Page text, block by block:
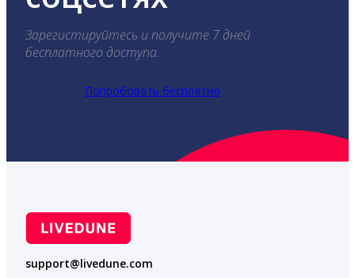
Зарегистируйтесь и получите 7 дней
бесплатного доступа.
Попробовать бесплатно
support@livedune.com